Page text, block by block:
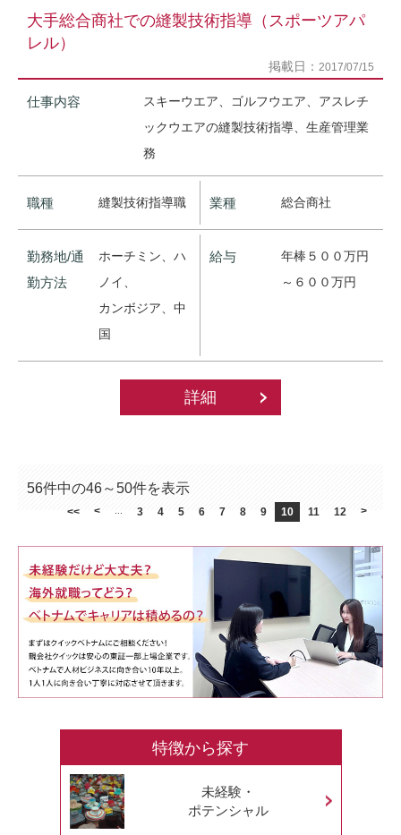
大手総合商社での縫製技術指導（スポーツアパ
レル）
掲載日： 2017/07/15
仕事内容
スキーウエア、ゴルフウエア、アスレチ
ックウエアの縫製技術指導、生産管理業
務
職種 縫製技術指導職 業種 総合商社
勤務地/通
勤方法
ホーチミン、ハ
ノイ、
カンボジア、中
国
給与
年棒５００万円
～６００万円
詳細
56件中の46～50件を表示
<< < 3 4 5 6 7 8 9 10 11 12 >
特徴から探す
未経験・
ポテンシャル